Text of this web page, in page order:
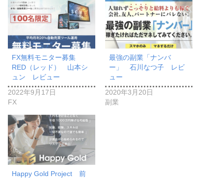
FX無料モニター募集
RED（レッド） 山本シ
ュン レビュー
2022年9月17日
FX
最強の副業「ナンバ
ー」 石川なつ子 レビ
ュー
2020年3月20日
副業
Happy Gold Project 前